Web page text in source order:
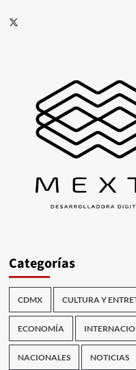
X
Categorías
CDMX CULTURA Y
ECONOMÍA
NACIONALES NOTICIAS